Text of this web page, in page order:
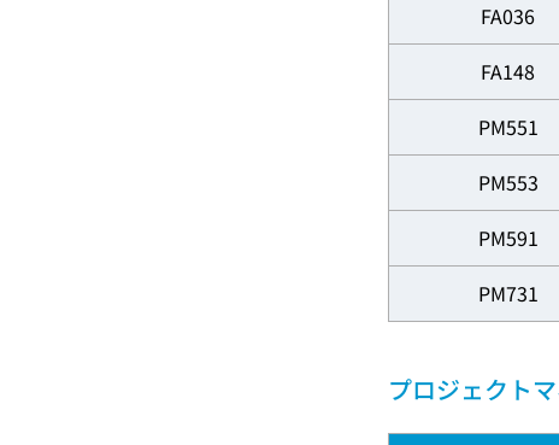
FA036
FA148
PM551
PM553
PM591
PM731
プロジェクト